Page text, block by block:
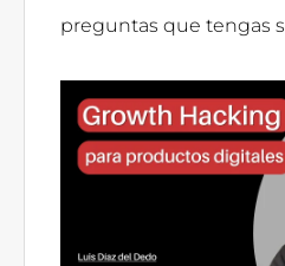
preguntas que tengas